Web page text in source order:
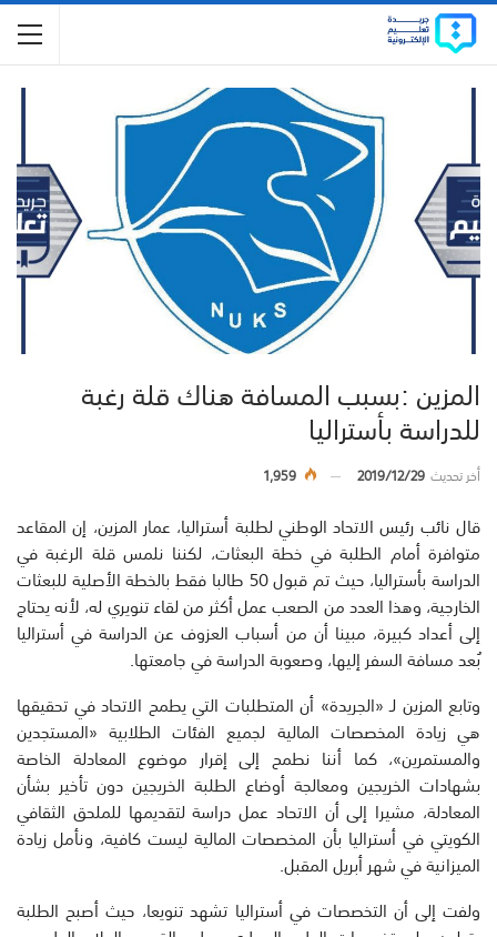
المزين :بسبب المسافة هناك قلة رغبة
للدراسة بأستراليا
أخر تحديث2019/12/29
1,959
قال نائب رئيس الاتحاد الوطني لطلبة أستراليا، عمار المزين، إن المقاعد
متوافرة أمام الطلبة في خطة البعثات، لكننا نلمس قلة الرغبة في
الدراسة بأستراليا، حيث تم قبول 50 طالبا فقط بالخطة الأصلية للبعثات
الخارجية، وهذا العدد من الصعب عمل أكثر من لقاء تنويري له، لأنه يحتاج
إلى أعداد كبيرة، مبينا أن من أسباب العزوف عن الدراسة في أستراليا
بُعد مسافة السفر إليها، وصعوبة الدراسة في جامعتها.
وتابع المزين لـ «الجريدة» أن المتطلبات التي يطمح الاتحاد في تحقيقها
هي زيادة المخصصات المالية لجميع الفئات الطلابية «المستجدين
والمستمرين»، كما أننا نطمح إلى إقرار موضوع المعادلة الخاصة
بشهادات الخريجين ومعالجة أوضاع الطلبة الخريجين دون تأخير بشأن
المعادلة، مشيرا إلى أن الاتحاد عمل دراسة لتقديمها للملحق الثقافي
الكويتي في أستراليا بأن المخصصات المالية ليست كافية، ونأمل زيادة
الميزانية في شهر أبريل المقبل.
ولفت إلى أن التخصصات في أستراليا تشهد تنويعا، حيث أصبح الطلبة